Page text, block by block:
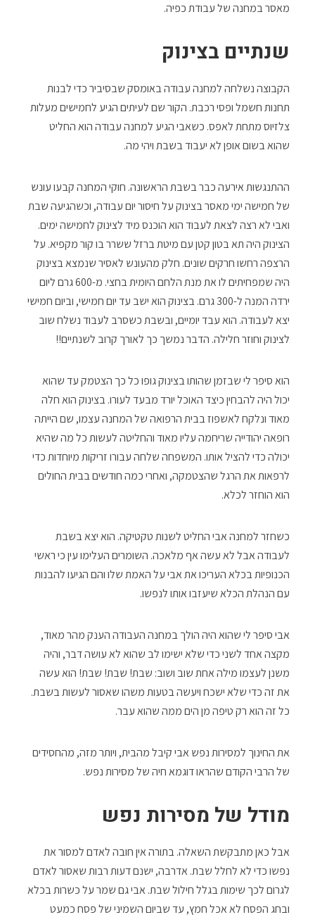
מאסר במחנה של עבודת כפיה.
שנתיים בצינוק
הקבוצה נשלחה למחנה עבודה באומסק שבסיביר כדי לבנות
תחנות חשמל ופסי רכבת. הקור שם לעיתים הגיע לחמישים מעלות
צלזיוס מתחת לאפס. כשאבי הגיע למחנה עבודה הוא החליט
שהוא בשום אופן לא יעבוד בשבת ויהי מה.
ההתנגשות אירעה כבר בשבת הראשונה. חוקי המחנה קבעו עונש
של חמישה ימי מאסר בצינוק על חיסור יום עבודה, וכשהגיעה שבת
ואבי לא רצה לצאת לעבוד הוא הוכנס מיד לצינוק לחמישה ימים.
הצינוק היה תא בטון קטן עם מיטת ברזל ששרר בו קור מקפיא. על
הרצפה רחשו חרקים שונים. חלק מהעונש לאסיר שנמצא בצינוק
היה שמפחיתים לו את מנת הלחם היומית בחצי. מ-600 גרם ליום
ירדה המנה ל-300 גרם. בצינוק הוא ישב עד יום חמישי, וביום חמישי
יצא לעבודה. הוא עבד יומיים, ובשבת כשסרב לעבוד נשלח שוב
לצינוק וחוזר חלילה. הדבר נמשך כך לאורך קרוב לשנתיים!!
הוא סיפר לי שבזמן שהותו בצינוק גופו כל כך הצטמק עד שהוא
יכול היה להבחין כיצד האוכל יורד מבעד לעורו. בצינוק הוא חלה
מאוד ונלקח לאשפוז בבית הרפואה של המחנה עצמו, שם הייתה
רופאה יהודייה שריחמה עליו מאוד והחליטה לעשות כל מה שהיא
יכולה כדי להציל אותו. המשפחה שלחה עבורו זריקות מיוחדות כדי
לרפאות את הרגל שהצטמקה, ואחרי כמה חודשים בבית החולים
הוא הוחזר לכלא.
כשחזר למחנה אבי החליט לשנות טקטיקה. הוא יצא בשבת
לעבודה אבל לא עשה אף מלאכה. השומרים העלימו עין כי ראשי
הכנופיות בכלא העריכו את אבי על האמת שלו והם הגיעו להבנות
עם הנהלת הכלא שיעזבו אותו לנפשו.
אבי סיפר לי שהוא היה הולך במחנה העבודה הענק מהר מאוד,
מקצה אחד לשני כדי שלא ישימו לב שהוא לא עושה דבר, והיה
משנן לעצמו מילה אחת שוב ושוב: שבת! שבת! שבת! הוא עשה
את זה כדי שלא ישכח ויעשה בטעות משהו שאסור לעשות בשבת.
כל זה הוא רק טיפה מן הים ממה שהוא עבר.
את החינוך למסירות נפש אבי קיבל מהבית, ויותר מזה, מהחסידים
של הרבי הקודם שהראו דוגמא חיה של מסירות נפש.
מודל של מסירות נפש
אבל כאן מתבקשת השאלה. בתורה אין חובה לאדם למסור את
נפשו כדי לא לחלל שבת. אדרבה, ישנם דעות רבות שאסור לאדם
לגרום לכך שימות בגלל חילול שבת. אבי גם שמר על כשרות בכלא
ובחג הפסח לא אכל חמץ, עד שביום השמיני של פסח כמעט